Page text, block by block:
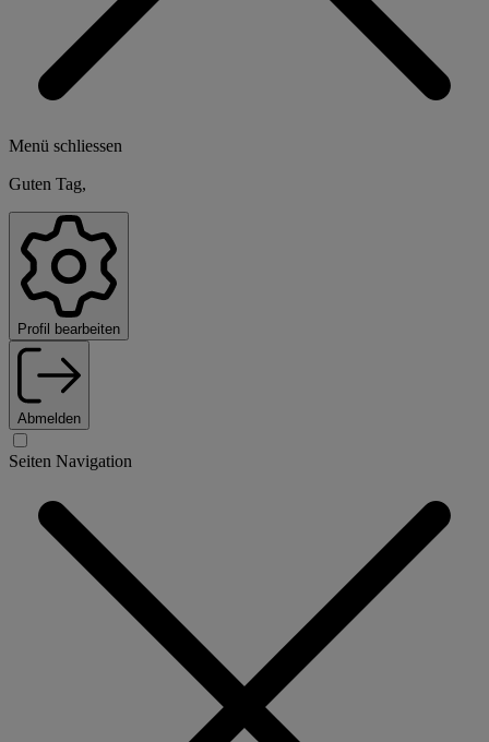
Menü schliessen
Guten Tag,
Profil bearbeiten
Abmelden
Seiten Navigation